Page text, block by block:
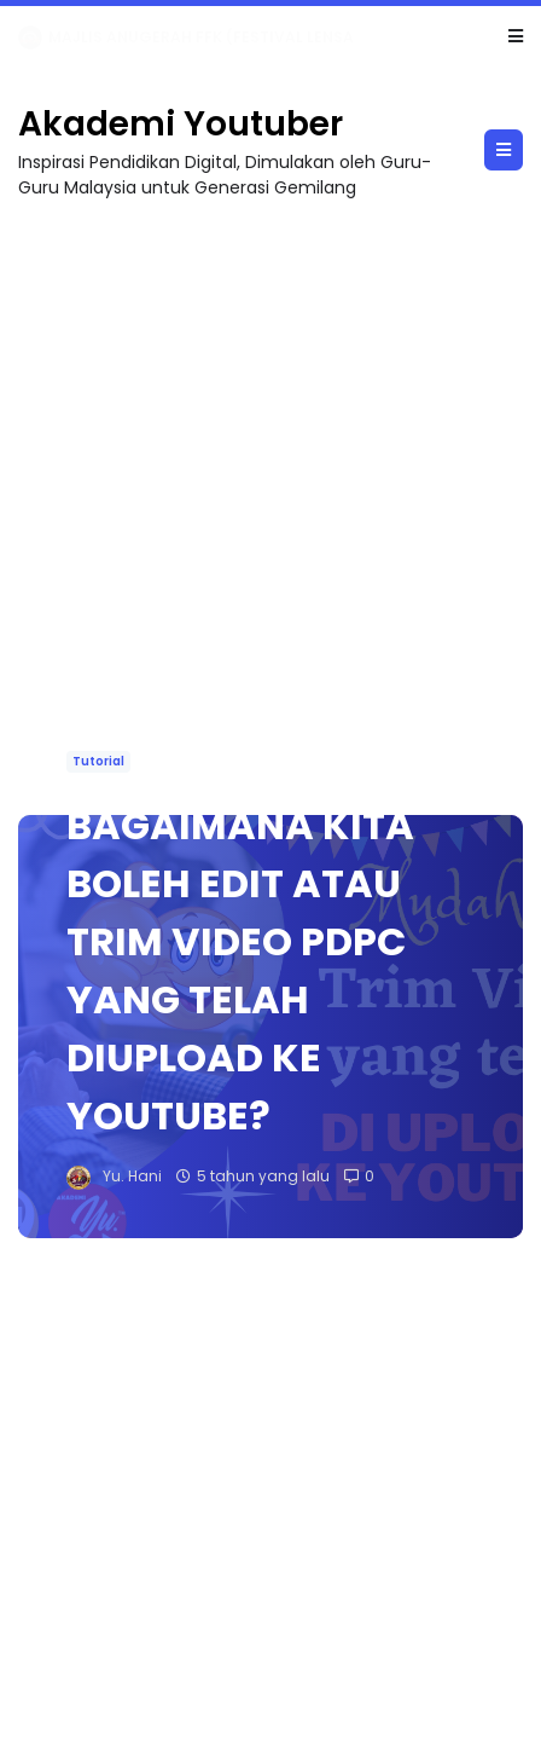
Akademi Youtuber
Inspirasi Pendidikan Digital, Dimulakan oleh Guru-
Guru Malaysia untuk Generasi Gemilang
Tutorial
BAGAIMANA KITA
BOLEH EDIT ATAU
TRIM VIDEO PDPC
YANG TELAH
DIUPLOAD KE
YOUTUBE?
Yu. Hani 5 tahun yang lalu 0